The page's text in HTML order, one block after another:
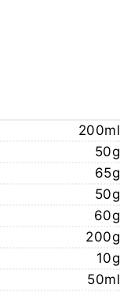
200ml
50g
65g
50g
60g
200g
10g
50ml